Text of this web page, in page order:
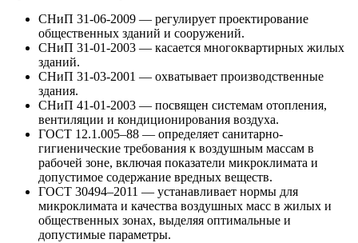
СНиП 31-06-2009 — регулирует проектирование
общественных зданий и сооружений.
СНиП 31-01-2003 — касается многоквартирных жилых
зданий.
СНиП 31-03-2001 — охватывает производственные
здания.
СНиП 41-01-2003 — посвящен системам отопления,
вентиляции и кондиционирования воздуха.
ГОСТ 12.1.005–88 — определяет санитарно-
гигиенические требования к воздушным массам в
рабочей зоне, включая показатели микроклимата и
допустимое содержание вредных веществ.
ГОСТ 30494–2011 — устанавливает нормы для
микроклимата и качества воздушных масс в жилых и
общественных зонах, выделяя оптимальные и
допустимые параметры.